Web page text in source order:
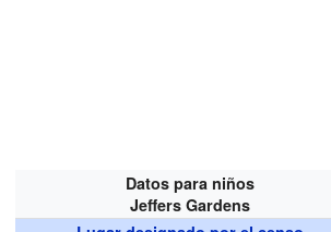
Datos para niños
Jeffers Gardens